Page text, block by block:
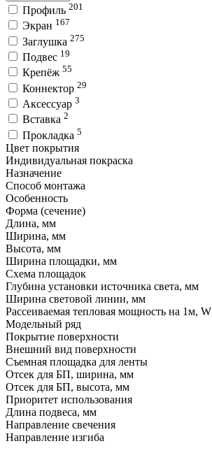
Профиль 201
Экран 167
Заглушка 275
Подвес 19
Крепёж 55
Коннектор 29
Аксессуар 3
Вставка 2
Прокладка 5
Цвет покрытия
Индивидуальная покраска
Назначение
Способ монтажа
Особенность
Форма (сечение)
Длина, мм
Ширина, мм
Высота, мм
Ширина площадки, мм
Схема площадок
Глубина установки источника света, мм
Ширина световой линии, мм
Рассеиваемая тепловая мощность на 1м, W
Модельный ряд
Покрытие поверхности
Внешний вид поверхности
Съемная площадка для ленты
Отсек для БП, ширина, мм
Отсек для БП, высота, мм
Приоритет использования
Длина подвеса, мм
Направление свечения
Направление изгиба